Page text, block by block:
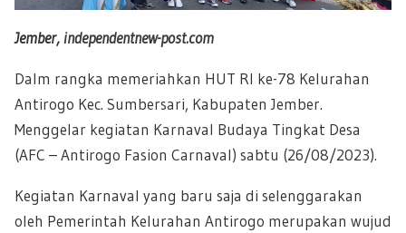
Jember, independentnew-post.com
Dalm rangka memeriahkan HUT RI ke-78 Kelurahan
Antirogo Kec. Sumbersari, Kabupaten Jember.
Menggelar kegiatan Karnaval Budaya Tingkat Desa
(AFC – Antirogo Fasion Carnaval) sabtu (26/08/2023).
Kegiatan Karnaval yang baru saja di selenggarakan
oleh Pemerintah Kelurahan Antirogo merupakan wujud